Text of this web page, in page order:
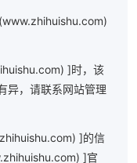
]时，该
异，请联系网站管理
]的信
]官